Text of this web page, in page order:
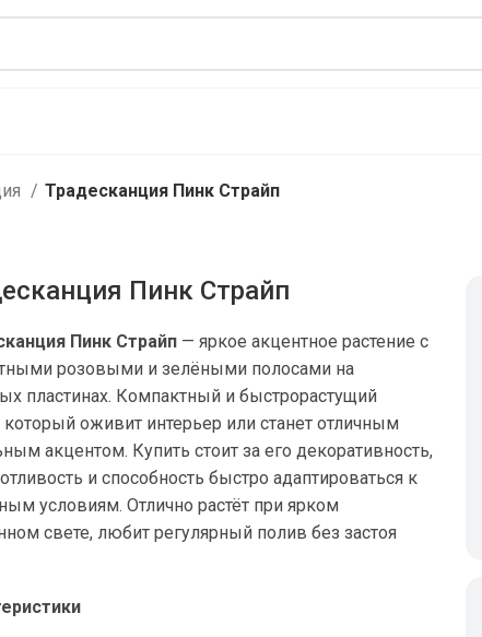
Традесканция Пинк Страйп
Пинк Страйп
Пинк Страйп — яркое акцентное растение с
розовыми и зелёными полосами на
пластинах. Компактный и быстрорастущий
который оживит интерьер или станет отличным
акцентом. Купить стоит за его декоративность,
и способность быстро адаптироваться к
условиям. Отлично растёт при ярком
свете, любит регулярный полив без застоя